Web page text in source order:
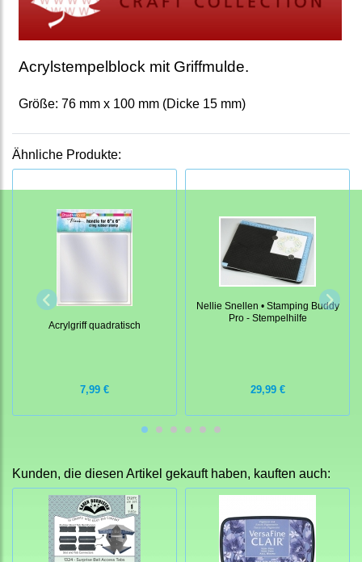
Acrylstempelblock mit Griffmulde.
Größe: 76 mm x 100 mm (Dicke 15 mm)
Ähnliche Produkte:
Acrylgriff quadratisch
7,99 €
Nellie Snellen • Stamping Buddy
Pro - Stempelhilfe
29,99 €
Kunden, die diesen Artikel gekauft haben, kauften auch: